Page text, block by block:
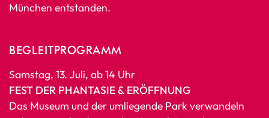
München entstanden.
BEGLEITPROGRAMM
Samstag, 13. Juli, ab 14 Uhr
FEST DER PHANTASIE & ERÖFFNUNG
Das Museum und der umliegende Park verwandeln